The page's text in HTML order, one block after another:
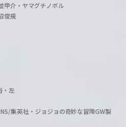
甲介・ヤマグチノボル
俊規
・左
集英社・ジョジョの奇妙な冒険GW製